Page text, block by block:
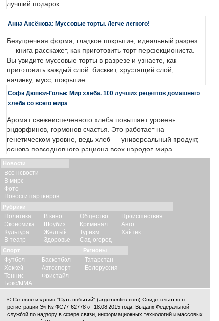
лучший подарок.
Анна Аксёнова: Муссовые торты. Легче легкого!
Безупречная форма, гладкое покрытие, идеальный разрез
— книга расскажет, как приготовить торт перфекциониста.
Вы увидите муссовые торты в разрезе и узнаете, как
приготовить каждый слой: бисквит, хрустящий слой,
начинку, мусс, покрытие.
Софи Дюпюи-Голье: Мир хлеба. 100 лучших рецептов домашнего
хлеба со всего мира
Аромат свежеиспеченного хлеба повышает уровень
эндорфинов, гормонов счастья. Это работает на
генетическом уровне, ведь хлеб — универсальный продукт,
основа повседневного рациона всех народов мира.
Новости
Все новости
В мире
Фото
Новости партнеров
Рубрики
Политика
Экономика
Культура
В театр
В кино
Шоубиз
Желтый
Здоровье
Общество
Криминал
Туризм
Сад-огород
Происшествия
Авто
Хайтек
Спорт
Футбол
Хоккей
Теннис
Бокс/ММА
Баскетбол
Автоспорт
Фристайл
Регионы
Татарстан
Белоруссия
© Сетевое издание "Суть событий" (argumentiru.com) Свидетельство о
регистрации Эл № ФС77-62778 от 18.08.2015 года. Выдано Федеральной
службой по надзору в сфере связи, информационных технологий и массовых